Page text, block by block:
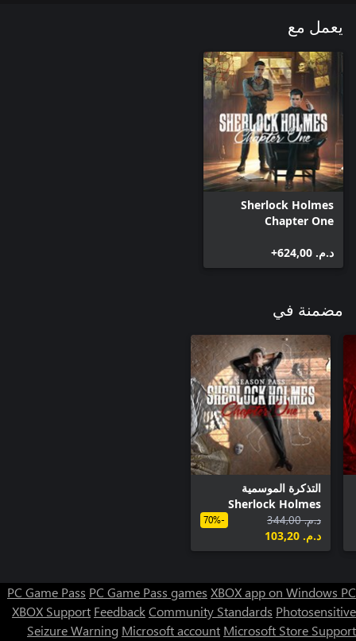
يعمل مع
Sherlock Holmes
Chapter One
د.م.‏ 624,00+
مضمنة في
التذكرة الموسمية
Sherlock Holmes
Chapter One
د.م.‏ 344,00
د.م.‏ 103,20
-70%
PC Game Pass PC Game Pass games XBOX app on Windows PC
XBOX Support FeedbackCommunity Standards Photosensitive
Seizure Warning Microsoft account Microsoft Store Support